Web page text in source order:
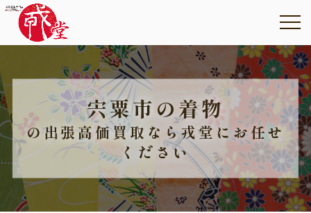
宍粟市の着物
の出張高価買取なら戎堂にお任せ
ください